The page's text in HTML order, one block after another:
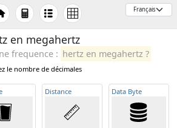
en megahertz
frequence : hertz en megahertz ?
le nombre de décimales
Distance Data Byte